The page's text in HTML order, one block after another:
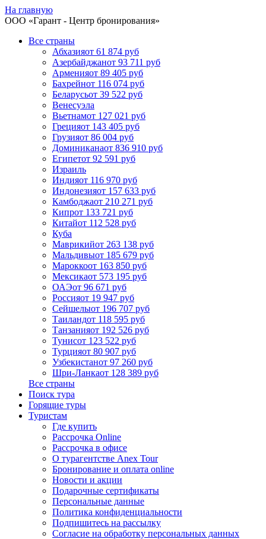
На главную
ООО «Гарант - Центр бронирования»
Все страны
Абхазияот 61 874 руб
Азербайджанот 93 711 руб
Арменияот 89 405 руб
Бахрейнот 116 074 руб
Беларусьот 39 522 руб
Венесуэла
Вьетнамот 127 021 руб
Грецияот 143 405 руб
Грузияот 86 004 руб
Доминиканаот 836 910 руб
Египетот 92 591 руб
Израиль
Индияот 116 970 руб
Индонезияот 157 633 руб
Камбоджаот 210 271 руб
Кипрот 133 721 руб
Китайот 112 528 руб
Куба
Маврикийот 263 138 руб
Мальдивыот 185 679 руб
Мароккоот 163 850 руб
Мексикаот 573 195 руб
ОАЭот 96 671 руб
Россияот 19 947 руб
Сейшелыот 196 707 руб
Таиландот 118 595 руб
Танзанияот 192 526 руб
Тунисот 123 522 руб
Турцияот 80 907 руб
Узбекистанот 97 260 руб
Шри-Ланкаот 128 389 руб
Все страны
Поиск тура
Горящие туры
Туристам
Где купить
Рассрочка Online
Рассрочка в офисе
О турагентстве Anex Tour
Бронирование и оплата online
Новости и акции
Подарочные сертификаты
Персональные данные
Политика конфиденциальности
Подпишитесь на рассылку
Согласие на обработку персональных данных